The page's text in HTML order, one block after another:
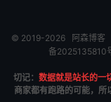
© 2019-2026 阿森博客
备2025135810
切记： 数据就是站长的一
商家都有跑路的可能，所